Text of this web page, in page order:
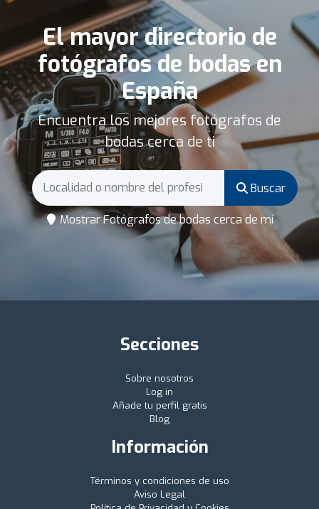
El mayor directorio de
fotógrafos de bodas en
España
Encuentra los mejores fotógrafos de
bodas cerca de ti
Buscar
Mostrar Fotógrafos de bodas cerca de mí
Secciones
Sobre nosotros
Log in
Añade tu perfil gratis
Blog
Información
Términos y condiciones de uso
Aviso Legal